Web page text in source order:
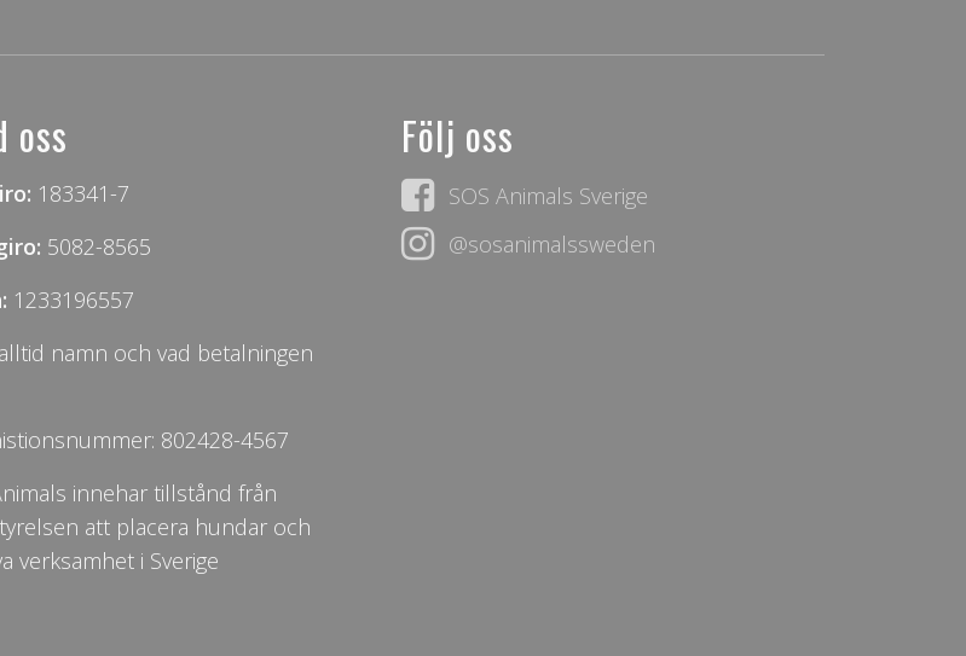
oss
183341-7
5082-8565
1233196557
namn och vad betalningen
802428-4567
innehar tillstånd från
att placera hundar och
verksamhet i Sverige
Följ oss
SOS Animals Sverige
@sosanimalssweden